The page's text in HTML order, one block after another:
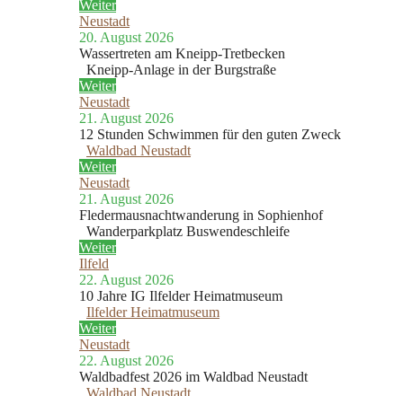
Weiter
Neustadt
20. August 2026
Wassertreten am Kneipp-Tretbecken
Kneipp-Anlage in der Burgstraße
Weiter
Neustadt
21. August 2026
12 Stunden Schwimmen für den guten Zweck
Waldbad Neustadt
Weiter
Neustadt
21. August 2026
Fledermausnachtwanderung in Sophienhof
Wanderparkplatz Buswendeschleife
Weiter
Ilfeld
22. August 2026
10 Jahre IG Ilfelder Heimatmuseum
Ilfelder Heimatmuseum
Weiter
Neustadt
22. August 2026
Waldbadfest 2026 im Waldbad Neustadt
Waldbad Neustadt